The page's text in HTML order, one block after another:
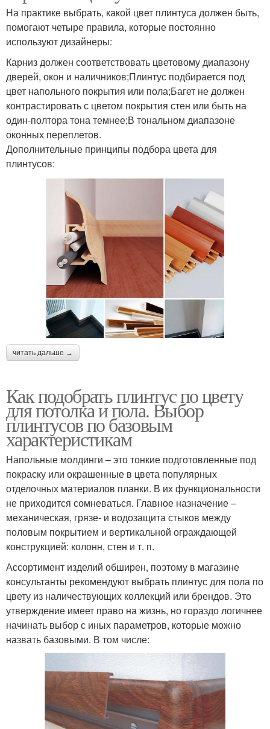
На практике выбрать, какой цвет плинтуса должен быть,
помогают четыре правила, которые постоянно
используют дизайнеры:
Карниз должен соответствовать цветовому диапазону
дверей, окон и наличников;Плинтус подбирается под
цвет напольного покрытия или пола;Багет не должен
контрастировать с цветом покрытия стен или быть на
один-полтора тона темнее;В тональном диапазоне
оконных переплетов.
Дополнительные принципы подбора цвета для
плинтусов:
читать дальше →
Как подобрать плинтус по цвету
для потолка и пола. Выбор
плинтусов по базовым
характеристикам
Напольные молдинги – это тонкие подготовленные под
покраску или окрашенные в цвета популярных
отделочных материалов планки. В их функциональности
не приходится сомневаться. Главное назначение –
механическая, грязе- и водозащита стыков между
половым покрытием и вертикальной ограждающей
конструкцией: колонн, стен и т. п.
Ассортимент изделий обширен, поэтому в магазине
консультанты рекомендуют выбрать плинтус для пола по
цвету из наличествующих коллекций или брендов. Это
утверждение имеет право на жизнь, но гораздо логичнее
начинать выбор с иных параметров, которые можно
назвать базовыми. В том числе: